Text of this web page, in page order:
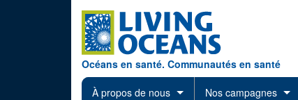
Océans en santé. Communautés en santé
À propos de nous Nos campagnes